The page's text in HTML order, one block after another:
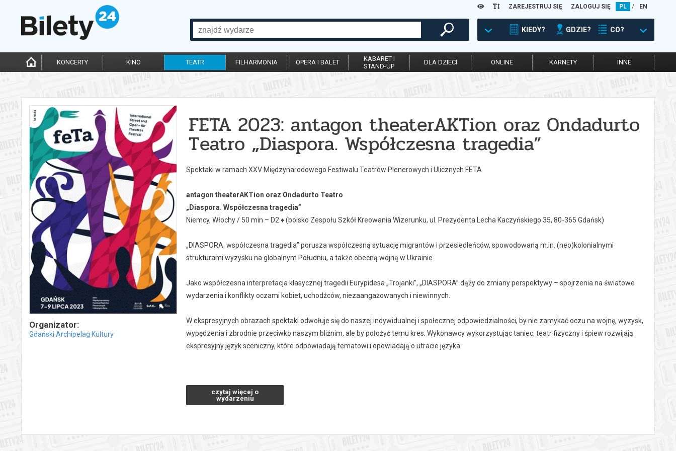
ZAREJESTRUJ SIĘ ZALOGUJ SIĘ PL / EN
KIEDY? GDZIE? CO?
KONCERTY KINO TEATR FILHARMONIA OPERA I BALET
KABARET I
STAND-UP
DLA DZIECI ONLINE KARNETY INNE
Organizator:
Gdański Archipelag Kultury
FETA 2023: antagon theaterAKTion oraz Ondadurto
Teatro „Diaspora. Współczesna tragedia”
Spektakl w ramach XXV Międzynarodowego Festiwalu Teatrów Plenerowych i Ulicznych FETA
antagon theaterAKTion oraz Ondadurto Teatro
„Diaspora. Współczesna tragedia”
Niemcy, Włochy / 50 min – D2 ♦ (boisko Zespołu Szkół Kreowania Wizerunku, ul. Prezydenta Lecha Kaczyńskiego 35, 80-365 Gdańsk)
„DIASPORA. współczesna tragedia” porusza współczesną sytuację migrantów i przesiedleńców, spowodowaną m.in. (neo)kolonialnymi
strukturami wyzysku na globalnym Południu, a także obecną wojną w Ukrainie.
Jako współczesna interpretacja klasycznej tragedii Eurypidesa „Trojanki”, „DIASPORA” dąży do zmiany perspektywy – spojrzenia na światowe
wydarzenia i konflikty oczami kobiet, uchodźców, niezaangażowanych i niewinnych.
W ekspresyjnych obrazach spektakl odwołuje się do naszej indywidualnej i społecznej odpowiedzialności, by nie zamykać oczu na wojnę, wyzysk,
wypędzenia i zbrodnie przeciwko naszym bliźnim, ale by położyć temu kres. Wykonawcy wykorzystując taniec, teatr fizyczny i śpiew rozwijają
ekspresyjny język sceniczny, które odpowiadają tematowi i opowiadają o utracie języka.
sprzeczności i doświadczenia z pogranicza naszych czasów.
założona w 1990 roku przez Bernharda Buba jako „Teatr na kółkach” ze względu na swoje występy na ulicach. Występują na arenie
czytaj więcej o
wydarzeniu